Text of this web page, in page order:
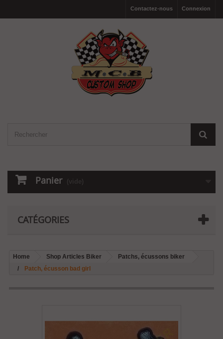
Connexion
Contactez-nous
Panier (vide)
CATÉGORIES
Home Shop Articles Biker
Patchs, écussons biker
Patch, écusson bad girl